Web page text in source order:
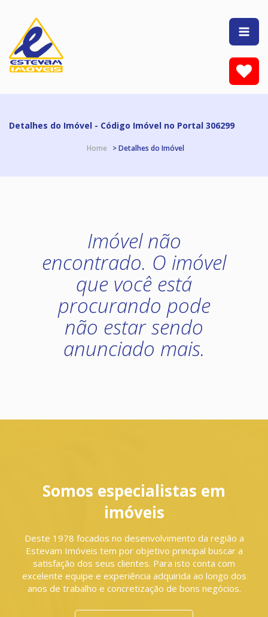
Detalhes do Imóvel - Código Imóvel no Portal 306299
Home > Detalhes do Imóvel
Imóvel não
encontrado. O imóvel
que você está
procurando pode
não estar sendo
anunciado mais.
Somos especialistas em
imóveis
Deste 1978 focados no desenvolvimento da região a
Estevam Imóveis tem por objetivo principal buscar a
satisfação dos seus clientes. Para isto conta com
excelente equipe e experiência adquirida ao longo dos
anos de trabalho e concretização de bons negócios.